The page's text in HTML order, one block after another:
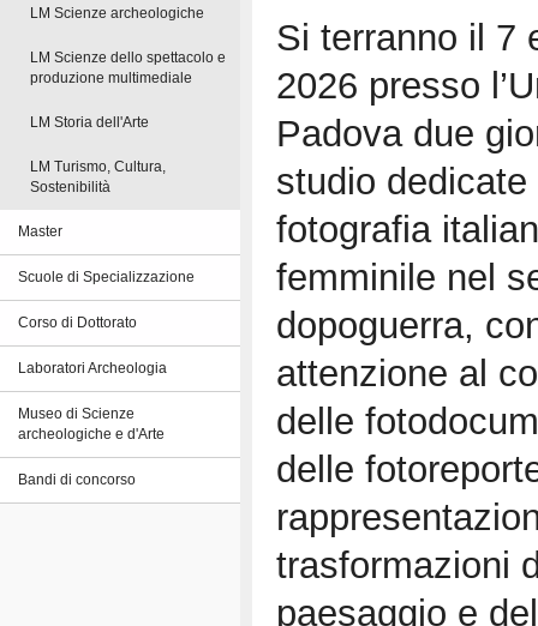
LM Scienze archeologiche
LM Scienze dello spettacolo e
produzione multimediale
LM Storia dell'Arte
LM Turismo, Cultura,
Sostenibilità
Master
Scuole di Specializzazione
Corso di Dottorato
Laboratori Archeologia
Museo di Scienze
archeologiche e d'Arte
Bandi di concorso
Si terranno il 7
2026 presso
Padova due
studio dedicate
fotografia
femminile nel
dopoguerra,
attenzione al
delle
delle
trasformazioni
paesaggio e